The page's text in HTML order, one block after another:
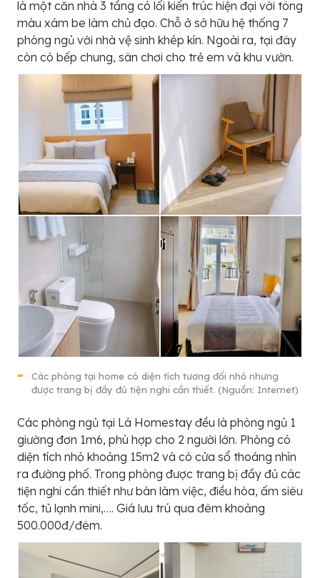
là một căn nhà 3 tầng có lối kiến trúc hiện đại với tông
màu xám be làm chủ đạo. Chỗ ở sở hữu hệ thống 7
phòng ngủ với nhà vệ sinh khép kín. Ngoài ra, tại đây
còn có bếp chung, sân chơi cho trẻ em và khu vườn.
Các phòng tại home có diện tích tương đối nhỏ nhưng
được trang bị đầy đủ tiện nghi cần thiết. (Nguồn: Internet)
Các phòng ngủ tại Lá Homestay đều là phòng ngủ 1
giường đơn 1m6, phù hợp cho 2 người lớn. Phòng có
diện tích nhỏ khoảng 15m2 và có cửa sổ thoáng nhìn
ra đường phố. Trong phòng được trang bị đầy đủ các
tiện nghi cần thiết như bàn làm việc, điều hòa, ấm siêu
tốc, tủ lạnh mini,…. Giá lưu trú qua đêm khoảng
500.000đ/đêm.